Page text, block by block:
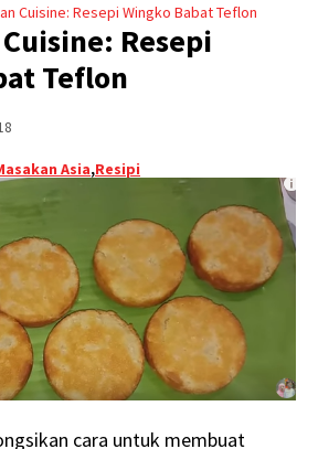
Cuisine: Resepi Wingko Babat Teflon
Resepi
Teflon
Asia,Resipi
cara untuk membuat